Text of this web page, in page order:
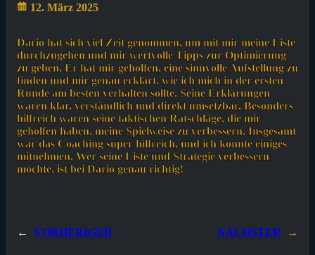
12. März 2025
Dario hat sich viel Zeit genommen, um mit mir meine Liste
durchzugehen und mir wertvolle Tipps zur Optimierung
zu geben. Er hat mir geholfen, eine sinnvolle Aufstellung zu
finden und mir genau erklärt, wie ich mich in der ersten
Runde am besten verhalten sollte. Seine Erklärungen
waren klar, verständlich und direkt umsetzbar. Besonders
hilfreich waren seine taktischen Ratschläge, die mir
geholfen haben, meine Spielweise zu verbessern. Insgesamt
war das Coaching super hilfreich, und ich konnte einiges
mitnehmen. Wer seine Liste und Strategie verbessern
möchte, ist bei Dario genau richtig!
← VORHERIGER NÄCHSTER →